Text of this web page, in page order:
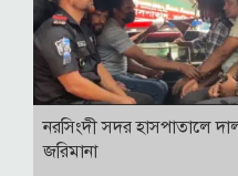
নরসিংদী সদর হাসপাতালে
জরিমানা